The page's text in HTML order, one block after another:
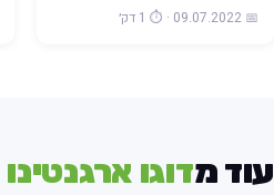
📅 09.07.2022 · ⏱️ 1 דק׳
עוד מדוגו ארגנטינו